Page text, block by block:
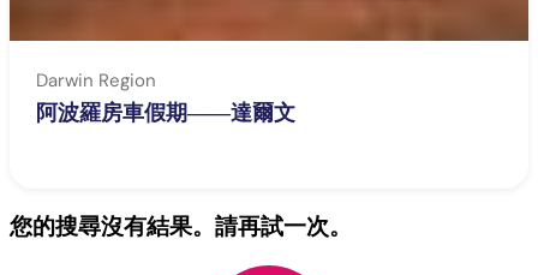
Darwin Region
阿波羅房車假期——達爾文
您的搜尋沒有結果。請再試一次。